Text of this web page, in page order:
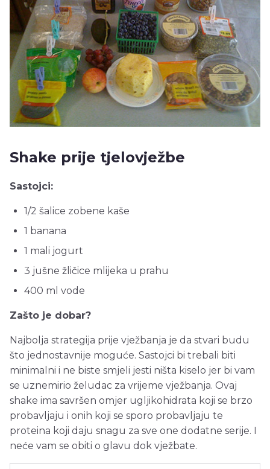
Shake prije tjelovježbe
Sastojci:
1/2 šalice zobene kaše
1 banana
1 mali jogurt
3 jušne žličice mlijeka u prahu
400 ml vode
Zašto je dobar?
Najbolja strategija prije vježbanja je da stvari budu
što jednostavnije moguće. Sastojci bi trebali biti
minimalni i ne biste smjeli jesti ništa kiselo jer bi vam
se uznemirio želudac za vrijeme vježbanja. Ovaj
shake ima savršen omjer ugljikohidrata koji se brzo
probavljaju i onih koji se sporo probavljaju te
proteina koji daju snagu za sve one dodatne serije. I
neće vam se obiti o glavu dok vježbate.